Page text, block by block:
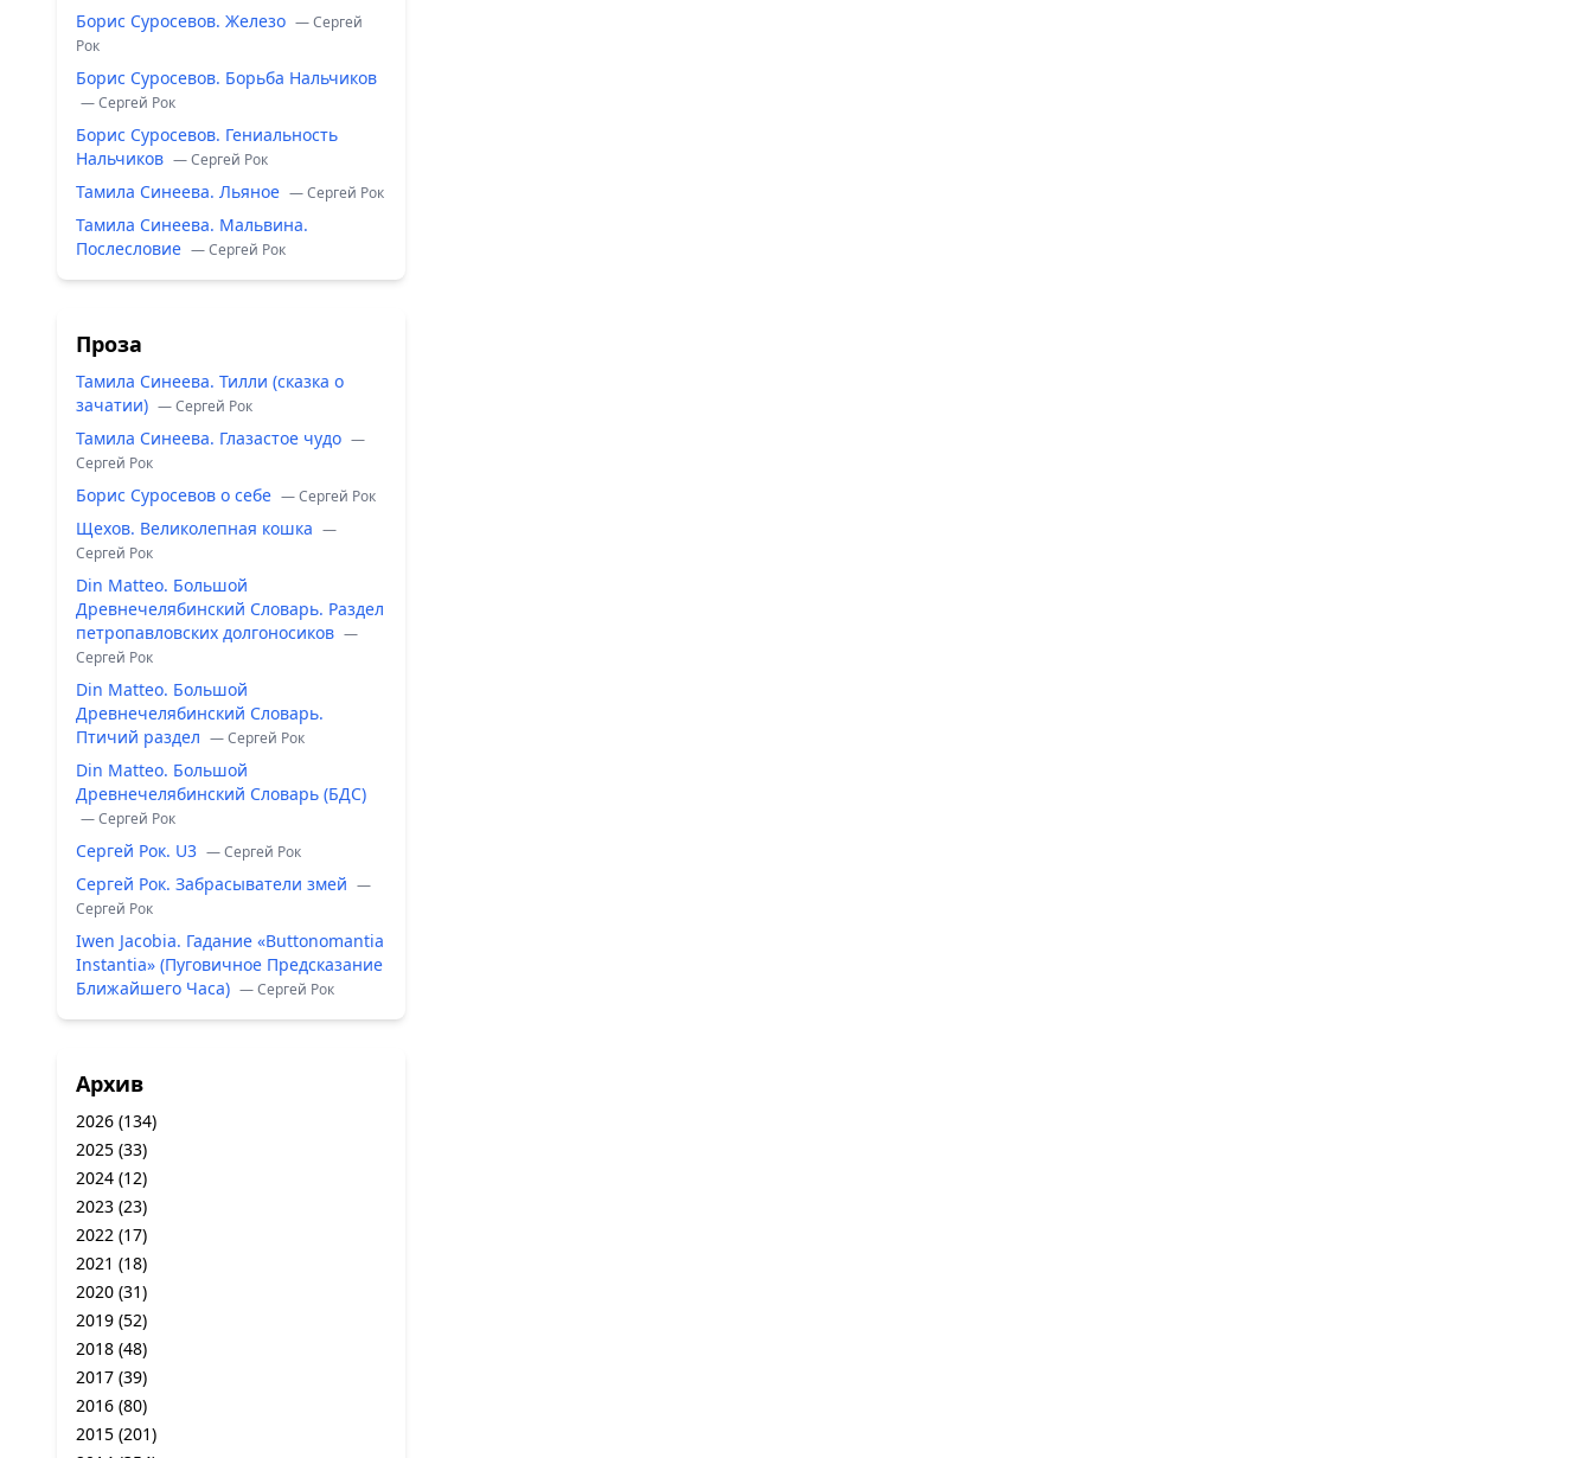
Борис Суросевов. Железо — Сергей
Рок
Борис Суросевов. Борьба Нальчиков
— Сергей Рок
Борис Суросевов. Гениальность
Нальчиков — Сергей Рок
Тамила Синеева. Льяное — Сергей Рок
Тамила Синеева. Мальвина.
Послесловие — Сергей Рок
Проза
Тамила Синеева. Тилли (сказка о
зачатии) — Сергей Рок
Тамила Синеева. Глазастое чудо —
Сергей Рок
Борис Суросевов о себе — Сергей Рок
Щехов. Великолепная кошка —
Сергей Рок
Din Matteo. Большой
Древнечелябинский Словарь. Раздел
петропавловских долгоносиков —
Сергей Рок
Din Matteo. Большой
Древнечелябинский Словарь.
Птичий раздел — Сергей Рок
Din Matteo. Большой
Древнечелябинский Словарь (БДС)
— Сергей Рок
Сергей Рок. U3 — Сергей Рок
Сергей Рок. Забрасыватели змей —
Сергей Рок
Iwen Jacobia. Гадание «Buttonomantia
Instantia» (Пуговичное Предсказание
Ближайшего Часа) — Сергей Рок
Архив
2026 (134)
2025 (33)
2024 (12)
2023 (23)
2022 (17)
2021 (18)
2020 (31)
2019 (52)
2018 (48)
2017 (39)
2016 (80)
2015 (201)